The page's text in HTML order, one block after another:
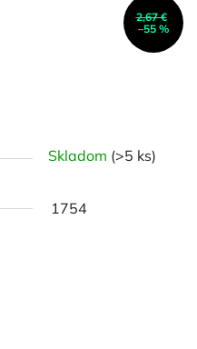
Skladom (>5 ks)
1754
2,67 €
–55 %